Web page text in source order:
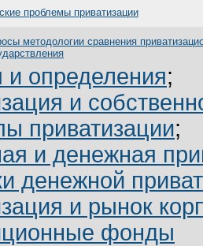
проблемы приватизации
методологии сравнения
и определения;
и
приватизации;
и денежная
денежной
и рынок
фонды